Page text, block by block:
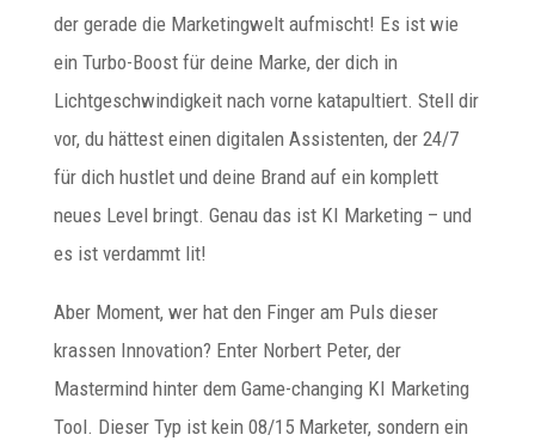
der gerade die Marketingwelt aufmischt! Es ist wie
ein Turbo-Boost für deine Marke, der dich in
Lichtgeschwindigkeit nach vorne katapultiert. Stell dir
vor, du hättest einen digitalen Assistenten, der 24/7
für dich hustlet und deine Brand auf ein komplett
neues Level bringt. Genau das ist KI Marketing – und
es ist verdammt lit!
Aber Moment, wer hat den Finger am Puls dieser
krassen Innovation? Enter Norbert Peter, der
Mastermind hinter dem Game-changing KI Marketing
Tool. Dieser Typ ist kein 08/15 Marketer, sondern ein